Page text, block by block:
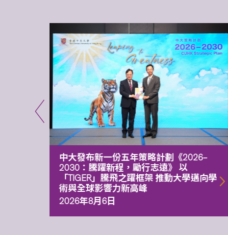
中大發布新一份五年策略計劃《2026‒
2030：騰躍新程，勵行志遠》 以
「TIGER」騰飛之躍框架 推動大學邁向學
術與全球影響力新高峰
2026年8月6日